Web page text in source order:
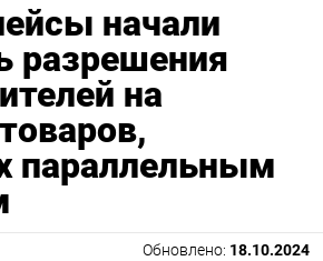
начали
разрешения
на
параллельным
Обновлено: 18.10.2024